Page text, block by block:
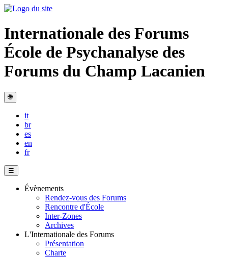
Internationale des Forums
École de Psychanalyse des
Forums du Champ Lacanien
🌐
it
br
es
en
fr
☰
Évènements
Rendez-vous des Forums
Rencontre d'École
Inter-Zones
Archives
L'Internationale des Forums
Présentation
Charte